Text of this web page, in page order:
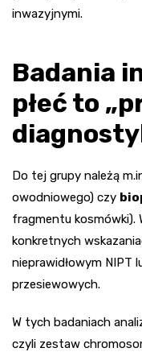
inwazyjnymi.
Badania
płeć to
Do tej grupy należą
owodniowego) czy
fragmentu kosmówki).
konkretnych
nieprawidłowym NIPT
przesiewowych.
W tych badaniach
czyli zestaw